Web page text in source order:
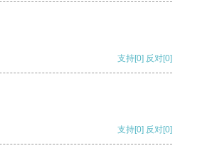
支持[0] 反对[0]
支持[0] 反对[0]